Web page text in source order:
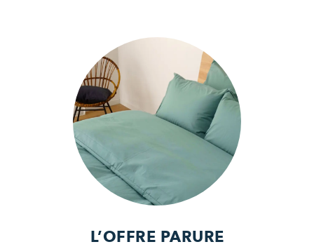
L’OFFRE PARURE